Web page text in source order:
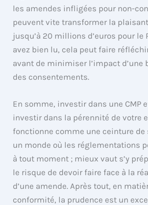
les amendes infligées pour non-
peuvent vite transformer la
jusqu’à 20 millions d’euros pour le
avez bien lu, cela peut faire
avant de minimiser l’impact d’une
des consentements.
En somme, investir dans une CMP
investir dans la pérennité de votre
fonctionne comme une ceinture de
un monde où les réglementations
à tout moment ; mieux vaut s’y
le risque de devoir faire face à la
d’une amende. Après tout, en
conformité, la prudence est un